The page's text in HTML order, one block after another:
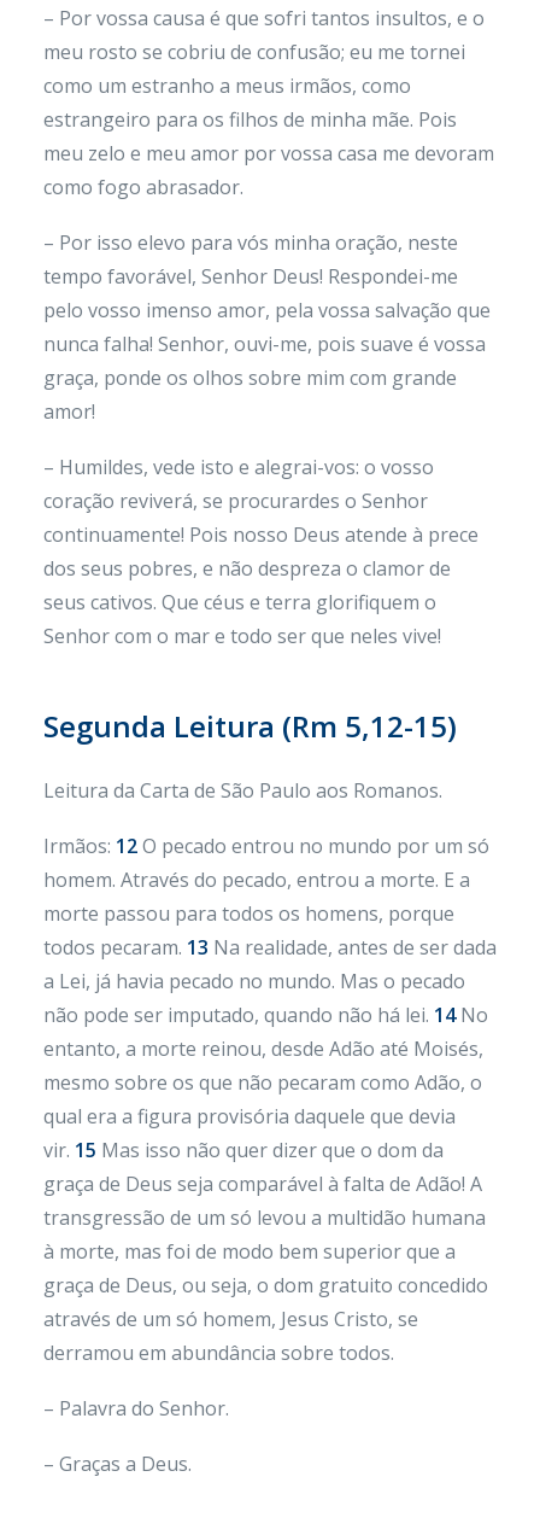
– Por vossa causa é que sofri tantos insultos, e o
meu rosto se cobriu de confusão; eu me tornei
como um estranho a meus irmãos, como
estrangeiro para os filhos de minha mãe. Pois
meu zelo e meu amor por vossa casa me devoram
como fogo abrasador.
– Por isso elevo para vós minha oração, neste
tempo favorável, Senhor Deus! Respondei-me
pelo vosso imenso amor, pela vossa salvação que
nunca falha! Senhor, ouvi-me, pois suave é vossa
graça, ponde os olhos sobre mim com grande
amor!
– Humildes, vede isto e alegrai-vos: o vosso
coração reviverá, se procurardes o Senhor
continuamente! Pois nosso Deus atende à prece
dos seus pobres, e não despreza o clamor de
seus cativos. Que céus e terra glorifiquem o
Senhor com o mar e todo ser que neles vive!
Segunda Leitura (Rm 5,12-15)
Leitura da Carta de São Paulo aos Romanos.
Irmãos: 12O pecado entrou no mundo por um só
homem. Através do pecado, entrou a morte. E a
morte passou para todos os homens, porque
todos pecaram. 13 Na realidade, antes de ser dada
a Lei, já havia pecado no mundo. Mas o pecado
não pode ser imputado, quando não há lei. 14No
entanto, a morte reinou, desde Adão até Moisés,
mesmo sobre os que não pecaram como Adão, o
qual era a figura provisória daquele que devia
vir. 15 Mas isso não quer dizer que o dom da
graça de Deus seja comparável à falta de Adão! A
transgressão de um só levou a multidão humana
à morte, mas foi de modo bem superior que a
graça de Deus, ou seja, o dom gratuito concedido
através de um só homem, Jesus Cristo, se
derramou em abundância sobre todos.
– Palavra do Senhor.
– Graças a Deus.